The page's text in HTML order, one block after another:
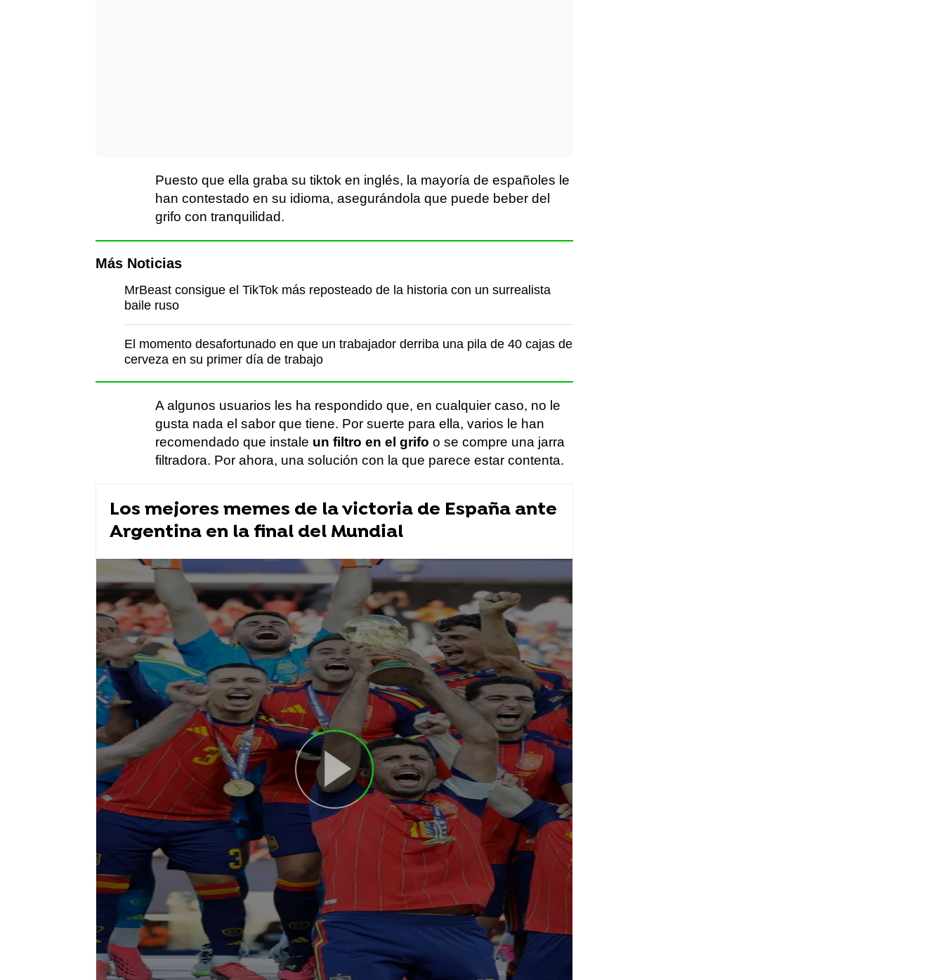
Puesto que ella graba su tiktok en inglés, la mayoría de españoles le
han contestado en su idioma, asegurándola que puede beber del
grifo con tranquilidad.
Más Noticias
MrBeast consigue el TikTok más reposteado de la historia con un surrealista
baile ruso
El momento desafortunado en que un trabajador derriba una pila de 40 cajas de
cerveza en su primer día de trabajo
A algunos usuarios les ha respondido que, en cualquier caso, no le
gusta nada el sabor que tiene. Por suerte para ella, varios le han
recomendado que instale un filtro en el grifo o se compre una jarra
filtradora. Por ahora, una solución con la que parece estar contenta.
Los mejores memes de la victoria de España ante
Argentina en la final del Mundial